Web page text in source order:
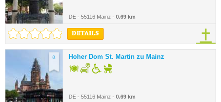
DE - 55116 Mainz - 0.69 km
DETAILS
8. Hoher Dom St. Martin zu Mainz
DE - 55116 Mainz - 0.69 km